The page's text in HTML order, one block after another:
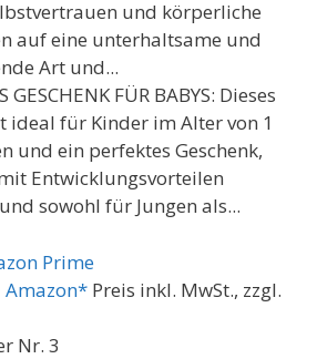
und körperliche
auf eine unterhaltsame und
Art und...
GESCHENK FÜR BABYS: Dieses
ideal für Kinder im Alter von 1
und ein perfektes Geschenk,
Entwicklungsvorteilen
sowohl für Jungen als...
Amazon* Preis inkl. MwSt., zzgl.
Nr. 3